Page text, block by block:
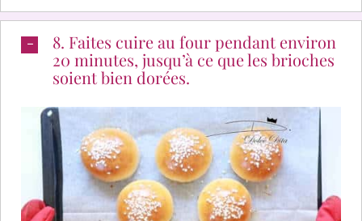
8. Faites cuire au four pendant environ
20 minutes, jusqu’à ce que les brioches
soient bien dorées.